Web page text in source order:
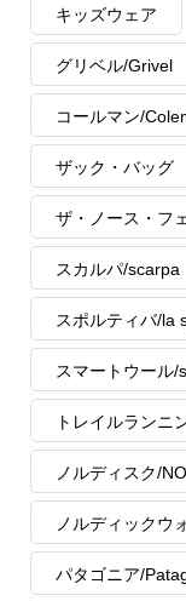
キッズウェア
グリベル/Grivel
コールマン/
ザック・バッグ
ザ・ノース・フ
スカルパ/scarpa
スポルティバ/la
スマートウール/
トレイルランニ
ノルディスク/
ノルディックウ
パタゴニア/